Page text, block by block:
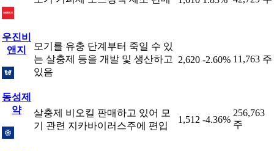
우진비
앤지
모기를 유충 단계부터 죽일 수 있
는 살충제 등을 개발 및 생산하고
있음
2,620 -2.60% 11,763 주
동성제
약
살충제 비오킬 판매하고 있어 모
기 관련 지카바이러스주에 편입
1,512 -4.36%
256,763
주